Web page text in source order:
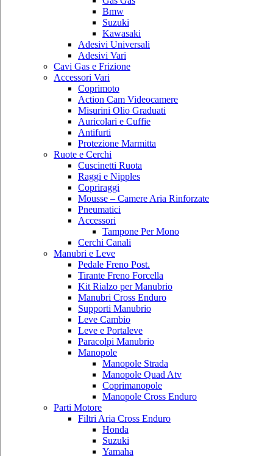
Bmw
Suzuki
Kawasaki
Adesivi Universali
Adesivi Vari
Cavi Gas e Frizione
Accessori Vari
Coprimoto
Action Cam Videocamere
Misurini Olio Graduati
Auricolari e Cuffie
Antifurti
Protezione Marmitta
Ruote e Cerchi
Cuscinetti Ruota
Raggi e Nipples
Copriraggi
Mousse – Camere Aria Rinforzate
Pneumatici
Accessori
Tampone Per Mono
Cerchi Canali
Manubri e Leve
Pedale Freno Post.
Tirante Freno Forcella
Kit Rialzo per Manubrio
Manubri Cross Enduro
Supporti Manubrio
Leve Cambio
Leve e Portaleve
Paracolpi Manubrio
Manopole
Manopole Strada
Manopole Quad Atv
Coprimanopole
Manopole Cross Enduro
Parti Motore
Filtri Aria Cross Enduro
Honda
Suzuki
Yamaha